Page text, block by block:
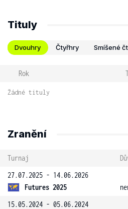
Tituly
Dvouhry Čtyřhry Smíšené
Rok
Žádné tituly
Zranění
Turnaj
27.07.2025 - 14.06.2026
Futures 2025
15.05.2024 - 05.06.2024